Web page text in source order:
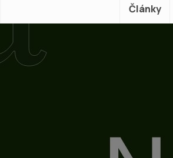
Články